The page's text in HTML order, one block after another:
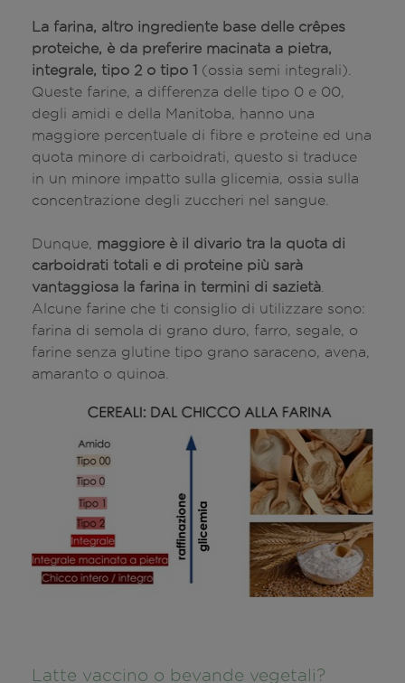
La farina, altro ingrediente base delle crêpes
proteiche, è da preferire macinata a pietra,
integrale, tipo 2 o tipo 1 (ossia semi integrali).
Queste farine, a differenza delle tipo 0 e 00,
degli amidi e della Manitoba, hanno una
maggiore percentuale di fibre e proteine ed una
quota minore di carboidrati, questo si traduce
in un minore impatto sulla glicemia, ossia sulla
concentrazione degli zuccheri nel sangue.
Dunque, maggiore è il divario tra la quota di
carboidrati totali e di proteine più sarà
vantaggiosa la farina in termini di sazietà.
Alcune farine che ti consiglio di utilizzare sono:
farina di semola di grano duro, farro, segale, o
farine senza glutine tipo grano saraceno, avena,
amaranto o quinoa.
Latte vaccino o bevande vegetali?